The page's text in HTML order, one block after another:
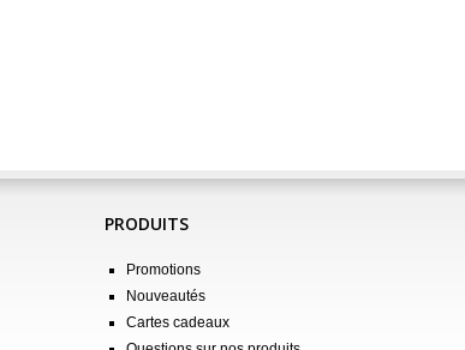
PRODUITS
Promotions
Nouveautés
Cartes cadeaux